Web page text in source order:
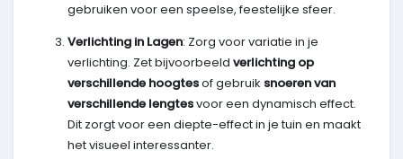
gebruiken voor een speelse, feestelijke sfeer.
Verlichting in Lagen: Zorg voor variatie in je
verlichting. Zet bijvoorbeeld verlichting op
verschillende hoogtesof gebruik snoeren van
verschillende lengtesvoor een dynamisch effect.
Dit zorgt voor een diepte-effect in je tuin en maakt
het visueel interessanter.